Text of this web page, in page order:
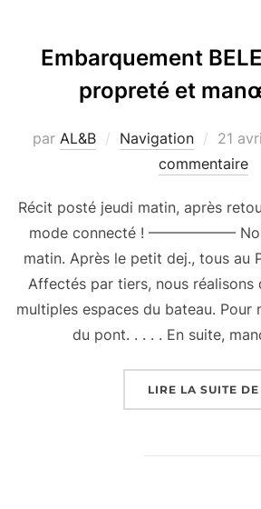
Embarquement
propreté et
par AL&B Navigation
Publié
le
21
commentaire
Récit posté jeudi matin, après
mode connecté ! ——————
matin. Après le petit dej., tous au
Affectés par tiers, nous réalisons
multiples espaces du bateau. Pour
du pont. . . . . En suite,
LIRE LA SUITE DE